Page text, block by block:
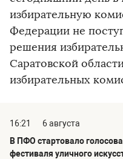
избирательную
Федерации не
решения
Саратовской
избирательных
16:21
6 августа
В ПФО стартовало
фестиваля уличного